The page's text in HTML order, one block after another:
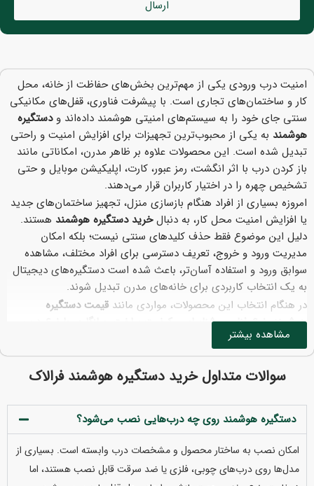
ارسال
امنیت درب ورودی یکی از مهم‌ترین بخش‌های حفاظت از خانه، محل
کار و ساختمان‌های تجاری است. با پیشرفت فناوری، قفل‌های مکانیکی
سنتی جای خود را به سیستم‌های امنیتی هوشمند داده‌اند ودستگیره
هوشمند به یکی از محبوب‌ترین تجهیزات برای افزایش امنیت و راحتی
تبدیل شده است. این محصولات علاوه بر ظاهر مدرن، امکاناتی مانند
باز کردن درب با اثر انگشت، رمز عبور، کارت، اپلیکیشن موبایل و حتی
تشخیص چهره را در اختیار کاربران قرار می‌دهند.
امروزه بسیاری از افراد هنگام بازسازی منزل، تجهیز ساختمان‌های جدید
یا افزایش امنیت محل کار، به دنبالخرید دستگیره هوشمند هستند.
دلیل این موضوع فقط حذف کلیدهای سنتی نیست؛ بلکه امکان
مدیریت ورود و خروج، تعریف دسترسی برای افراد مختلف، مشاهده
سوابق ورود و استفاده آسان‌تر، باعث شده است دستگیره‌های دیجیتال
به یک انتخاب کاربردی برای خانه‌های مدرن تبدیل شوند.
در هنگام انتخاب این محصولات، مواردی مانند قیمت دستگیره
هوشمند، نوع فناوری شناسایی، کیفیت ساخت، سازگاری با نوع درب،
خدمات نصب و پشتیبانی
باعث شده است کاربران قبل از خرید نیاز داشته باشند تفاوت محصولات
را بهتر بشناسند تا بتوانند گزینه‌ای متناسب با نیاز و بودجه خود انتخاب
فرالاک با ارائه انواعدستگیره هوشمند، قفل دیجیتال و دستگیره درب
ضد سرقتتلاش می‌کند راهکارهای امنیتی مدرن را برای ساختمان‌های
هوشمند، امکانات، عوامل مؤثر بر قیمت و نکات مهم خرید را بررسی
می‌کنیم.
مشاهده بیشتر
سوالات متداول خرید دستگیره هوشمند فرالاک
دستگیره هوشمند روی چه درب‌هایی نصب می‌شود؟
امکان نصب به ساختار محصول و مشخصات درب وابسته است. بسیاری از
مدل‌ها روی درب‌های چوبی، فلزی یا ضد سرقت قابل نصب هستند، اما